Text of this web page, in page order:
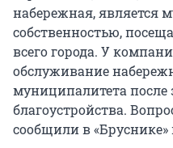
набережная, является
собственностью,
всего города. У
обслуживание
муниципалитета после
благоустройства.
сообщили в «Бруснике»